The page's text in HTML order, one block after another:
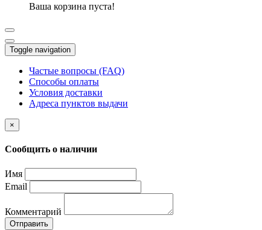
Ваша корзина пуста!
Toggle navigation
Частые вопросы (FAQ)
Способы оплаты
Условия доставки
Адреса пунктов выдачи
×
Сообщить о наличии
Имя
Email
Комментарий
Отправить